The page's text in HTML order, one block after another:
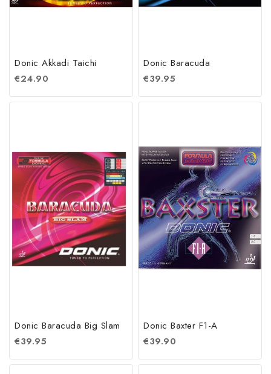
Donic Akkadi Taichi
€24.90
Donic Baracuda
€39.95
Donic Baracuda Big Slam
€39.95
Donic Baxter F1-A
€39.90